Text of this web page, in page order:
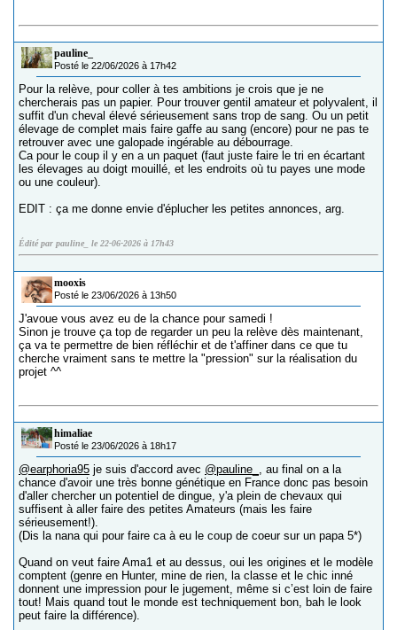
pauline_
Posté le 22/06/2026 à 17h42
Pour la relève, pour coller à tes ambitions je crois que je ne
chercherais pas un papier. Pour trouver gentil amateur et polyvalent, il
suffit d'un cheval élevé sérieusement sans trop de sang. Ou un petit
élevage de complet mais faire gaffe au sang (encore) pour ne pas te
retrouver avec une galopade ingérable au débourrage.
Ca pour le coup il y en a un paquet (faut juste faire le tri en écartant
les élevages au doigt mouillé, et les endroits où tu payes une mode
ou une couleur).
EDIT : ça me donne envie d'éplucher les petites annonces, arg.
Édité par pauline_ le 22-06-2026 à 17h43
mooxis
Posté le 23/06/2026 à 13h50
J'avoue vous avez eu de la chance pour samedi !
Sinon je trouve ça top de regarder un peu la relève dès maintenant,
ça va te permettre de bien réfléchir et de t'affiner dans ce que tu
cherche vraiment sans te mettre la "pression" sur la réalisation du
projet ^^
himaliae
Posté le 23/06/2026 à 18h17
@earphoria95 je suis d'accord avec @pauline_ , au final on a la
chance d'avoir une très bonne génétique en France donc pas besoin
d'aller chercher un potentiel de dingue, y'a plein de chevaux qui
suffisent à aller faire des petites Amateurs (mais les faire
sérieusement!).
(Dis la nana qui pour faire ca à eu le coup de coeur sur un papa 5*)
Quand on veut faire Ama1 et au dessus, oui les origines et le modèle
comptent (genre en Hunter, mine de rien, la classe et le chic inné
donnent une impression pour le jugement, même si c’est loin de faire
tout! Mais quand tout le monde est techniquement bon, bah le look
peut faire la différence).